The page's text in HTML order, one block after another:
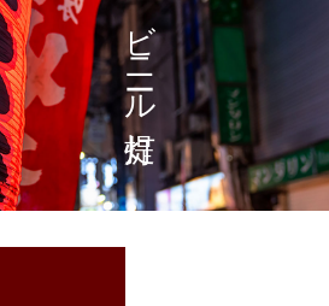
ビニール提灯